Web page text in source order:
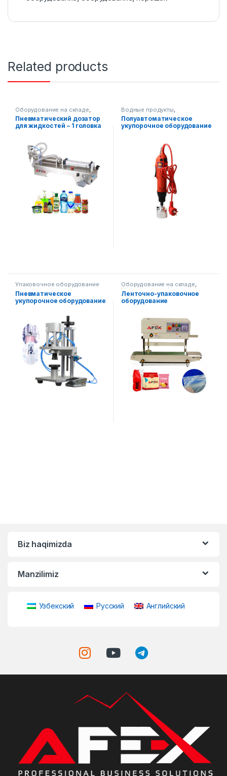
Related products
Оборудование на складе
Упаковочное оборудование
Диспенсерное оборудование
Пневматический дозатор
для жидкостей – 1 головка
Водные продукты
Упаковочное оборудование
Полуавтоматическое
укупорочное оборудование
Упаковочное оборудование
Пневматическое
укупорочное оборудование
Оборудование на складе,
Упаковочное оборудование
Ленточно-упаковочное
оборудование
Biz haqimizda
Manzilimiz
Узбекский Русский Английский